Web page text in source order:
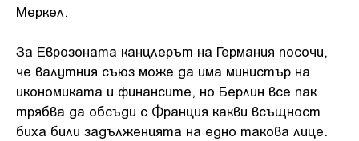
Меркел.
За Еврозоната канцлерът на Германия посочи,
че валутния съюз може да има министър на
икономиката и финансите, но Берлин все пак
трябва да обсъди с Франция какви всъщност
биха били задълженията на едно такова лице.